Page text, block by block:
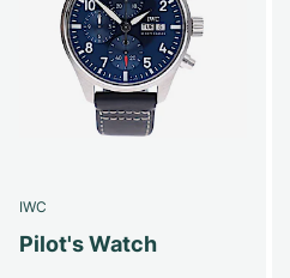
IWC
Pilot's Watch